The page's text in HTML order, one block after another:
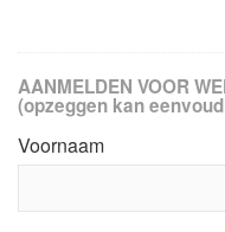
AANMELDEN VOOR
(opzeggen kan
Voornaam